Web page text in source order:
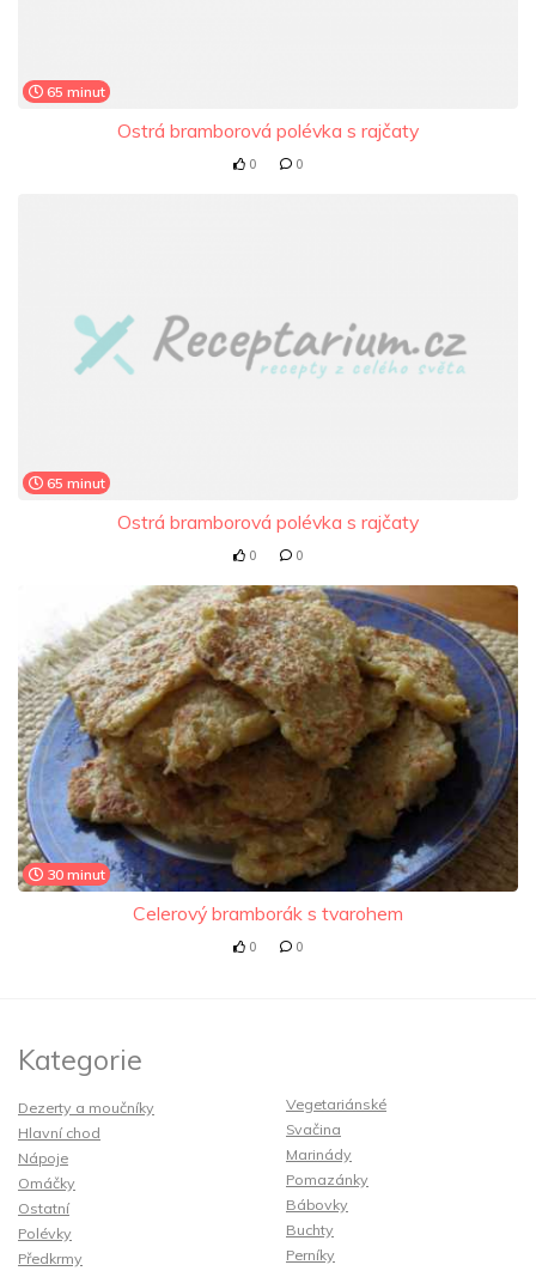
65 minut
Ostrá bramborová polévka s rajčaty
0 0
65 minut
Ostrá bramborová polévka s rajčaty
0 0
30 minut
Celerový bramborák s tvarohem
0 0
Kategorie
Dezerty a moučníky
Hlavní chod
Nápoje
Omáčky
Ostatní
Polévky
Předkrmy
Vegetariánské
Svačina
Marinády
Pomazánky
Bábovky
Buchty
Perníky